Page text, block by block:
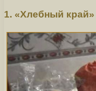
1. «Хлебный край»